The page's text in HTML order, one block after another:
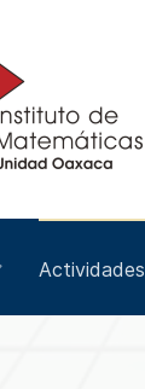
Actividades